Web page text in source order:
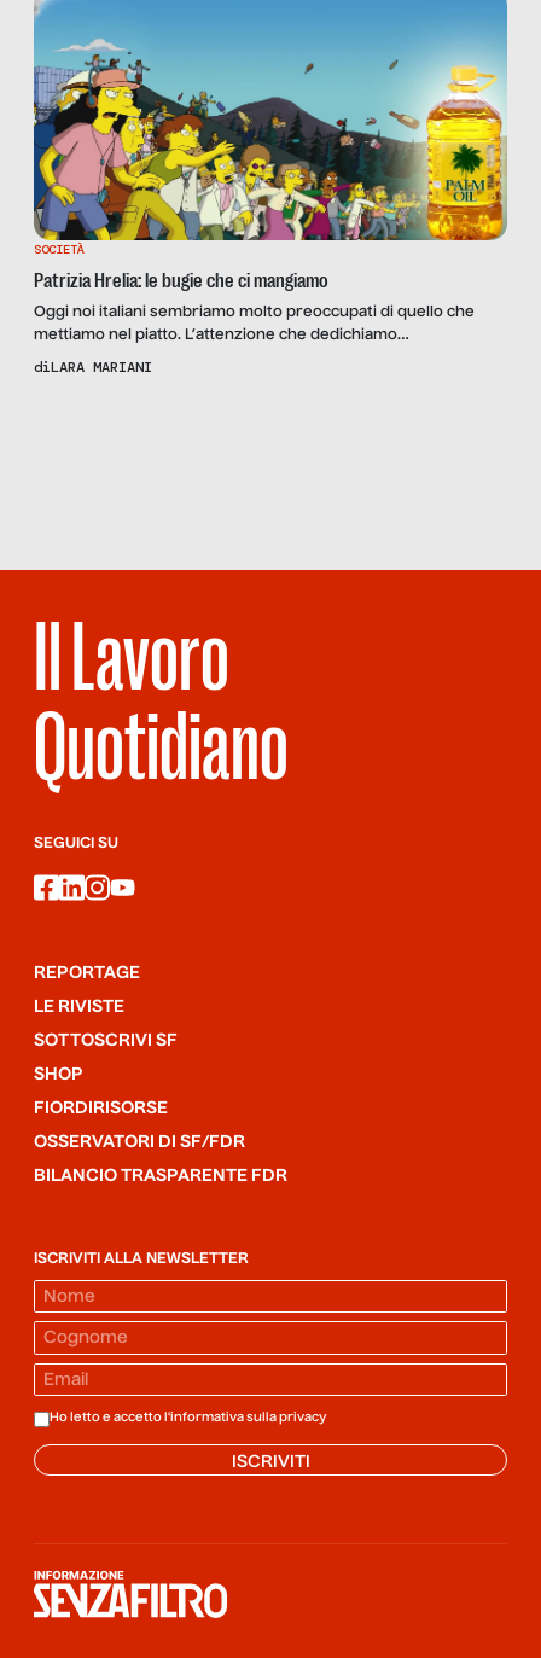
SOCIETÀ
Patrizia Hrelia: le bugie che ci mangiamo
Oggi noi italiani sembriamo molto preoccupati di quello che
mettiamo nel piatto. L’attenzione che dedichiamo
all’alimentazione è molto più alta rispetto a qualche anno fa, ma
diLARA MARIANI
Il Lavoro
Quotidiano
SEGUICI SU
facebook
linkedin
instagram
youtube
REPORTAGE
LE RIVISTE
SOTTOSCRIVI SF
SHOP
FIORDIRISORSE
OSSERVATORI DI SF/FDR
BILANCIO TRASPARENTE FDR
ISCRIVITI ALLA NEWSLETTER
Ho letto e accetto l'informativa sulla privacy
ISCRIVITI